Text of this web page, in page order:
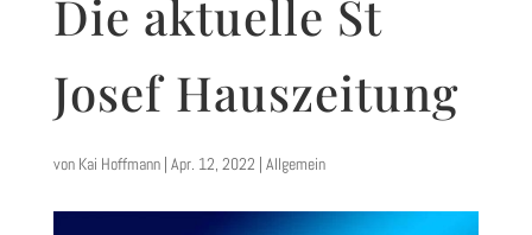
Die aktuelle St
Josef Hauszeitung
von Kai Hoffmann| Apr. 12, 2022 | Allgemein